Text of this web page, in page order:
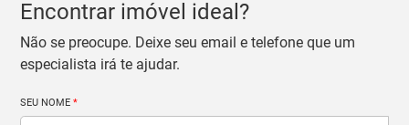
Encontrar imóvel ideal?
Não se preocupe. Deixe seu email e telefone que um
especialista irá te ajudar.
SEU NOME*